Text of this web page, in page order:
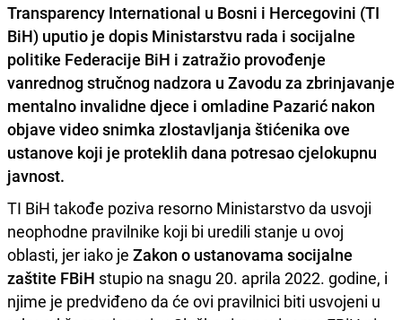
Transparency International u Bosni i Hercegovini (TI
BiH) uputio je dopis Ministarstvu rada i socijalne
politike Federacije BiH i zatražio provođenje
vanrednog stručnog nadzora u Zavodu za zbrinjavanje
mentalno invalidne djece i omladine Pazarić nakon
objave video snimka zlostavljanja štićenika ove
ustanove koji je proteklih dana potresao cjelokupnu
javnost.
TI BiH takođe poziva resorno Ministarstvo da usvoji
neophodne pravilnike koji bi uredili stanje u ovoj
oblasti, jer iako je Zakon o ustanovama socijalne
zaštite FBiH stupio na snagu 20. aprila 2022. godine, i
njime je predviđeno da će ovi pravilnici biti usvojeni u